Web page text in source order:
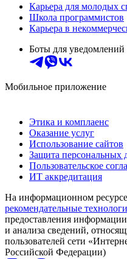
Карьера для молодых
Школа программистов
Карьера в
Боты для уведомлений
Мобильное приложение
Этика и комплаенс
Оказание услуг
Использование сайтов
Защита персональных
Пользовательское
ИТ аккредитация
На информационном
рекомендательные
предоставления
и анализа сведений,
пользователей сети
Российской Федерации)